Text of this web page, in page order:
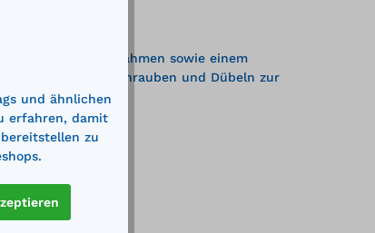
am Montagerahmen sowie einem
inklusive Schrauben und Dübeln zur
und ähnlichen
erfahren, damit
zu